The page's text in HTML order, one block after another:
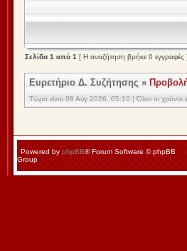
Σελίδα 1 από 1 [ Η αναζήτηση βρήκε 0 εγγραφές ]
Ευρετήριο Δ. Συζήτησης »
Τώρα είναι 08 Αύγ 2026, 05:10 | Όλοι οι χρόνοι
Powered by phpBB® Forum Software © phpBB
Group